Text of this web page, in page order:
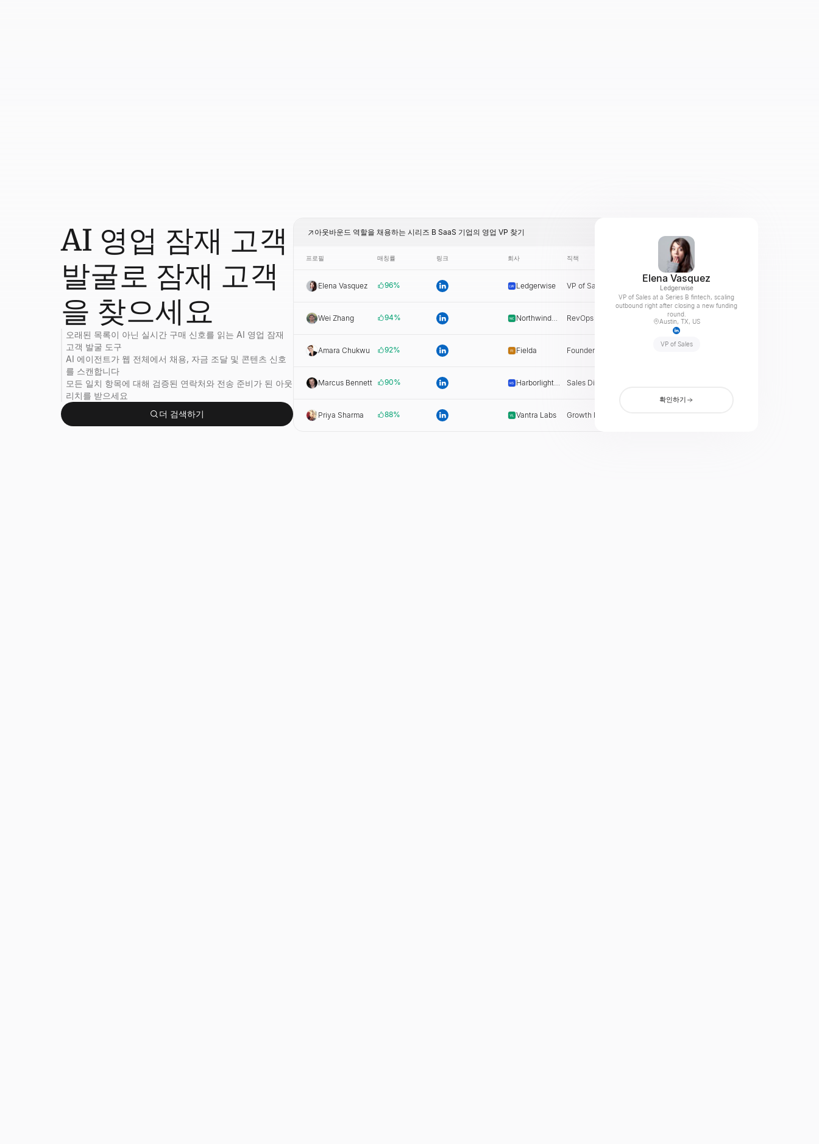
AI 영업 잠재 고객
발굴로 잠재 고객
을 찾으세요
오래된 목록이 아닌 실시간 구매 신호를 읽는 AI 영업 잠재
고객 발굴 도구
AI 에이전트가 웹 전체에서 채용, 자금 조달 및 콘텐츠 신호
를 스캔합니다
모든 일치 항목에 대해 검증된 연락처와 전송 준비가 된 아웃
리치를 받으세요
더 검색하기
아웃바운드 역할을 채용하는 시리즈 B SaaS 기업의 영업 VP 찾기
프로필 매칭률 링크 회사 직책 국가
Elena Vasquez 96% Ledgerwise VP of Sales
Wei Zhang 94%
Northwind
RevOps Lead 확인 SG
Amara Chukwu 92% Fielda Founder & CEO
Marcus Bennett 90%
Harborlight
Sales Director
Priya Sharma 88% Vantra Labs Growth Lead
Elena Vasquez
Ledgerwise
VP of Sales at a Series B fintech, scaling
outbound right after closing a new funding
round.
Austin, TX, US
VP of Sales
확인하기